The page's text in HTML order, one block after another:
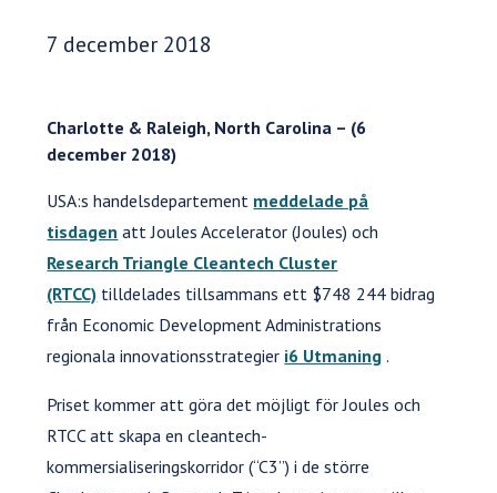
Publiceringsdatum:
7 december 2018
Charlotte & Raleigh, North Carolina – (6
december 2018)
USA:s handelsdepartement meddelade på
tisdagen att Joules Accelerator (Joules) och
Research Triangle Cleantech Cluster
(RTCC) tilldelades tillsammans ett $748 244 bidrag
från Economic Development Administrations
regionala innovationsstrategier i6 Utmaning .
Priset kommer att göra det möjligt för Joules och
RTCC att skapa en cleantech-
kommersialiseringskorridor (“C3”) i de större